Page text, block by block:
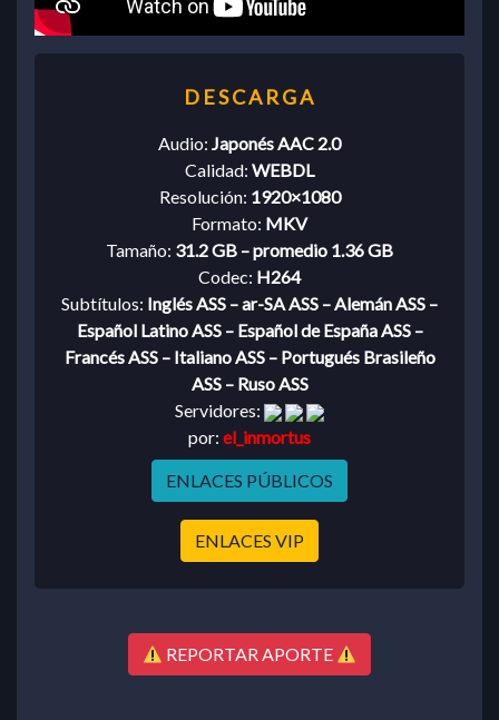
Audio: Japonés AAC 2.0
Calidad: WEBDL
Resolución: 1920×1080
Formato: MKV
Tamaño: 31.2 GB – promedio 1.36 GB
Codec: H264
Subtítulos: Inglés ASS – ar-SA ASS – Alemán ASS –
Español Latino ASS – Español de España ASS –
Francés ASS – Italiano ASS – Portugués Brasileño
ASS – Ruso ASS
Servidores:
por: el_inmortus
ENLACES PÚBLICOS
ENLACES VIP
REPORTAR APORTE